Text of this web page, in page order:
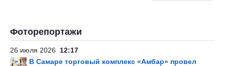
Фоторепортажи
26 июля 2026 12:17
В Самаре торговый комплекс «Амбар» провел